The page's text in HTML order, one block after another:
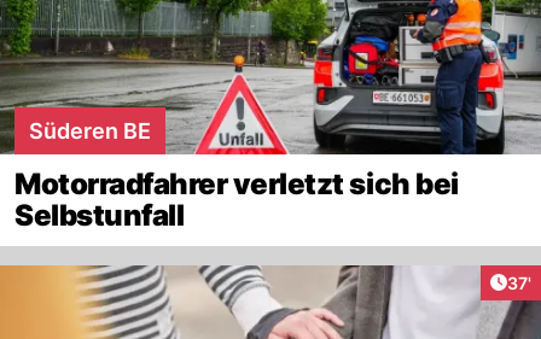
Süderen BE
Motorradfahrer verletzt sich bei
Selbstunfall
37'